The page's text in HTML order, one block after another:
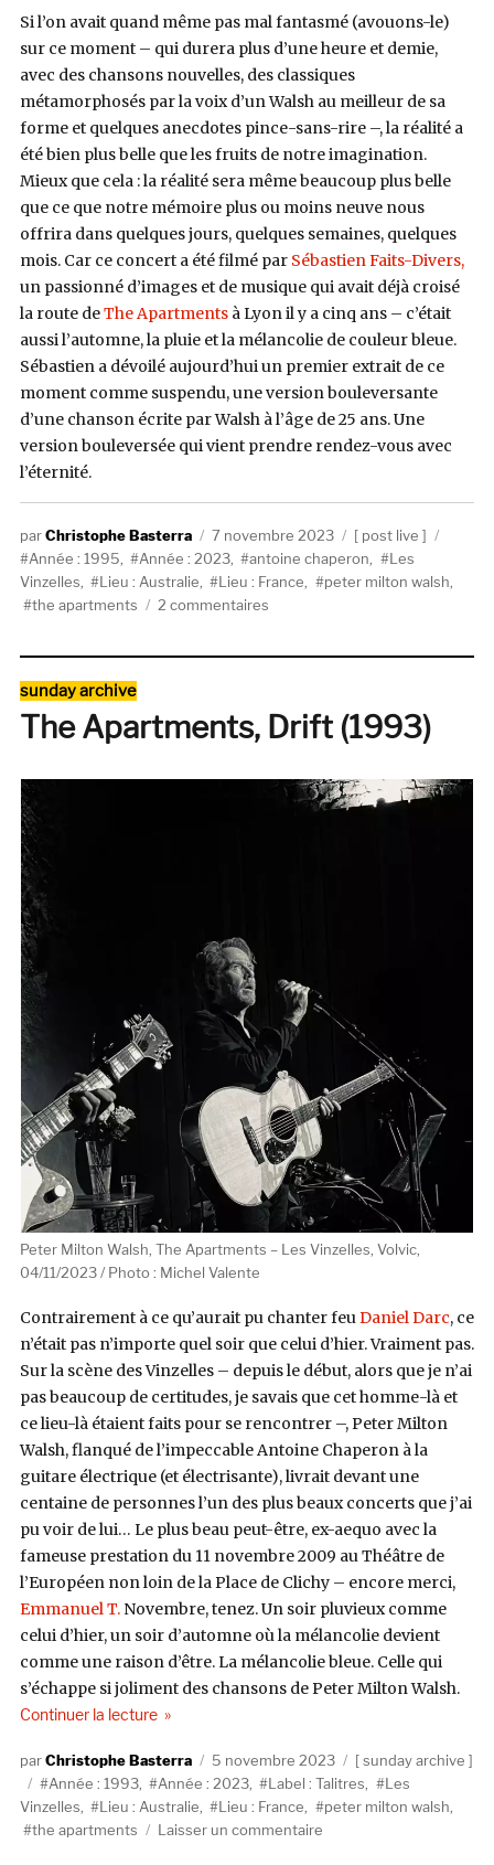
Si l’on avait quand même pas mal fantasmé (avouons-le)
sur ce moment – qui durera plus d’une heure et demie,
avec des chansons nouvelles, des classiques
métamorphosés par la voix d’un Walsh au meilleur de sa
forme et quelques anecdotes pince-sans-rire –, la réalité a
été bien plus belle que les fruits de notre imagination.
Mieux que cela : la réalité sera même beaucoup plus belle
que ce que notre mémoire plus ou moins neuve nous
offrira dans quelques jours, quelques semaines, quelques
mois. Car ce concert a été filmé par Sébastien Faits-Divers,
un passionné d’images et de musique qui avait déjà croisé
la route deThe Apartmentsà Lyon il y a cinq ans – c’était
aussi l’automne, la pluie et la mélancolie de couleur bleue.
Sébastien a dévoilé aujourd’hui un premier extrait de ce
moment comme suspendu, une version bouleversante
d’une chanson écrite par Walsh à l’âge de 25 ans. Une
version bouleversée qui vient prendre rendez-vous avec
l’éternité.
AuteurChristophe Basterra
Publié
le
7 novembre 2023 Catégories
post live
Année : 1995, Année : 2023, antoine chaperon,
Les
Vinzelles, Lieu : Australie, Lieu : France, peter milton walsh,
the apartments
2 commentaires
For
Making
Beg
Catégories
sunday archive
The Apartments, Drift (1993)
Peter Milton Walsh, The Apartments – Les Vinzelles, Volvic,
04/11/2023 / Photo : Michel Valente
Contrairement à ce qu’aurait pu chanter feuDaniel Darc, ce
n’était pas n’importe quel soir que celui d’hier. Vraiment pas.
Sur la scène des Vinzelles – depuis le début, alors que je n’ai
pas beaucoup de certitudes, je savais que cet homme-là et
ce lieu-là étaient faits pour se rencontrer –, Peter Milton
Walsh, flanqué de l’impeccable Antoine Chaperon à la
guitare électrique (et électrisante), livrait devant une
centaine de personnes l’un des plus beaux concerts que j’ai
pu voir de lui… Le plus beau peut-être, ex-aequo avec la
fameuse prestation du 11 novembre 2009 au Théâtre de
l’Européen non loin de la Place de Clichy – encore merci,
Emmanuel T.Novembre, tenez. Un soir pluvieux comme
celui d’hier, un soir d’automne où la mélancolie devient
comme une raison d’être. La mélancolie bleue. Celle qui
s’échappe si joliment des chansons de Peter Milton Walsh.
Continuer la lecturede « The Apartments, Drift (1993) »
AuteurChristophe Basterra
Publié
le
5 novembre 2023 Catégories
sunday archive
Étiquettes
Année : 1993, Année : 2023, Label : Talitres,
Les
Vinzelles, Lieu : Australie, Lieu : France, peter milton walsh,
the apartments
Laisser un commentaire